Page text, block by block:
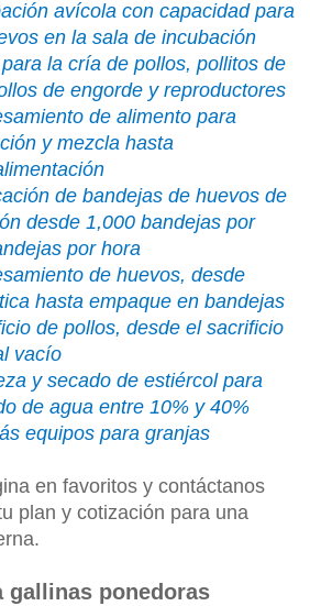
avícola con capacidad para
en la sala de incubación
la cría de pollos, pollitos de
de engorde y reproductores
de alimento para
y mezcla hasta
de bandejas de huevos de
desde 1,000 bandejas por
por hora
de huevos, desde
hasta empaque en bandejas
de pollos, desde el sacrificio
vacío
y secado de estiércol para
de agua entre 10% y 40%
equipos para granjas
en favoritos y contáctanos
plan y cotización para una
gallinas ponedoras